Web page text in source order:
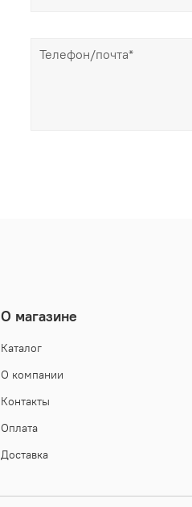
О магазине
Каталог
О компании
Контакты
Оплата
Доставка